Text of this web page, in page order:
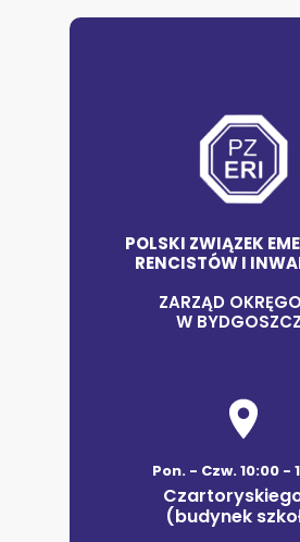
POLSKI ZWIĄZEK
RENCISTÓW I
ZARZĄD
W
Pon. - Czw. 10:00 -
(budynek